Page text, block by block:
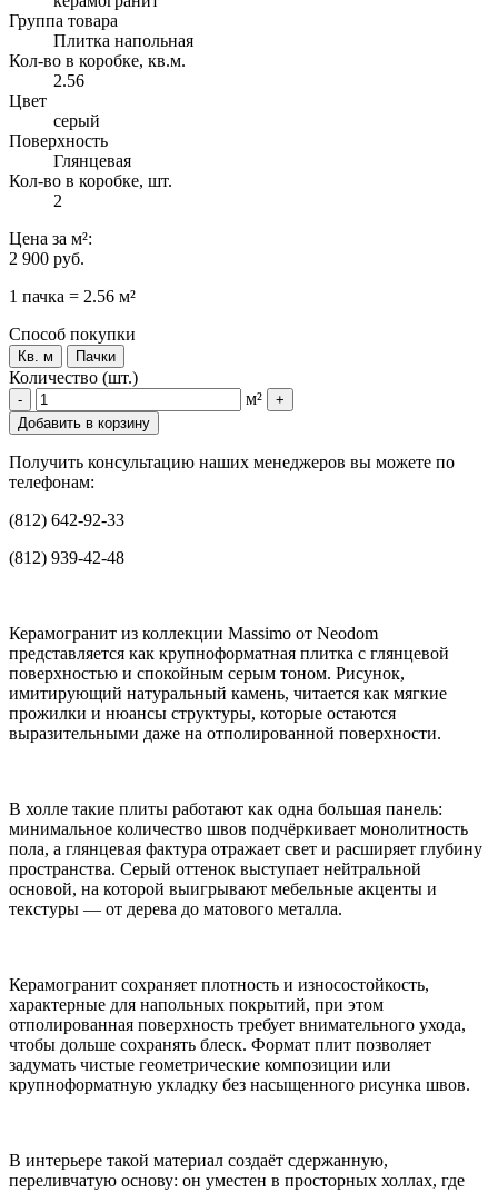
Группа товара
Плитка напольная
Кол-во в коробке, кв.м.
2.56
Цвет
серый
Поверхность
Глянцевая
Кол-во в коробке, шт.
2
Цена за м²:
2 900 руб.
1 пачка = 2.56 м²
Способ покупки
Кв. м Пачки
Количество (шт.)
- м²
+
Добавить в корзину
Получить консультацию наших менеджеров вы можете по
телефонам:
(812) 642-92-33
(812) 939-42-48
Керамогранит из коллекции Massimo от Neodom
представляется как крупноформатная плитка с глянцевой
поверхностью и спокойным серым тоном. Рисунок,
имитирующий натуральный камень, читается как мягкие
прожилки и нюансы структуры, которые остаются
выразительными даже на отполированной поверхности.
В холле такие плиты работают как одна большая панель:
минимальное количество швов подчёркивает монолитность
пола, а глянцевая фактура отражает свет и расширяет глубину
пространства. Серый оттенок выступает нейтральной
основой, на которой выигрывают мебельные акценты и
текстуры — от дерева до матового металла.
Керамогранит сохраняет плотность и износостойкость,
характерные для напольных покрытий, при этом
отполированная поверхность требует внимательного ухода,
чтобы дольше сохранять блеск. Формат плит позволяет
задумать чистые геометрические композиции или
крупноформатную укладку без насыщенного рисунка швов.
В интерьере такой материал создаёт сдержанную,
переливчатую основу: он уместен в просторных холлах, где